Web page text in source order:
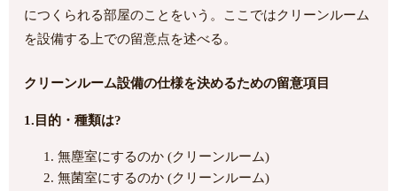
につくられる部屋のことをいう。ここではクリーンルーム
を設備する上での留意点を述べる。
クリーンルーム設備の仕様を決めるための留意項目
1.目的・種類は?
無塵室にするのか (クリーンルーム)
無菌室にするのか (クリーンルーム)